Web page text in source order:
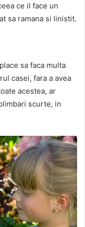
ce il face un
sa ramana si linistit.
sa faca multa
casei, fara a avea
acestea, ar
scurte, in